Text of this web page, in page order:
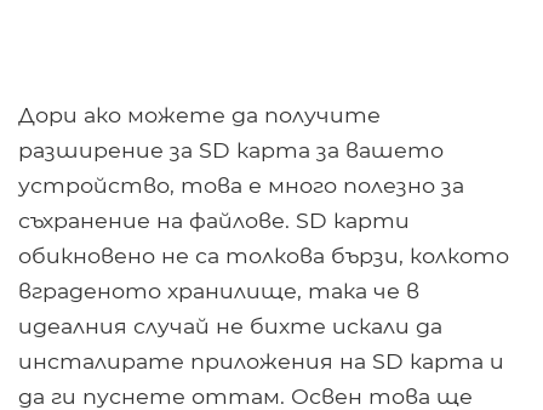
Дори ако можете да получите
разширение за SD карта за вашето
устройство, това е много полезно за
съхранение на файлове. SD карти
обикновено не са толкова бързи, колкото
вграденото хранилище, така че в
идеалния случай не бихте искали да
инсталирате приложения на SD карта и
да ги пуснете оттам. Освен това ще